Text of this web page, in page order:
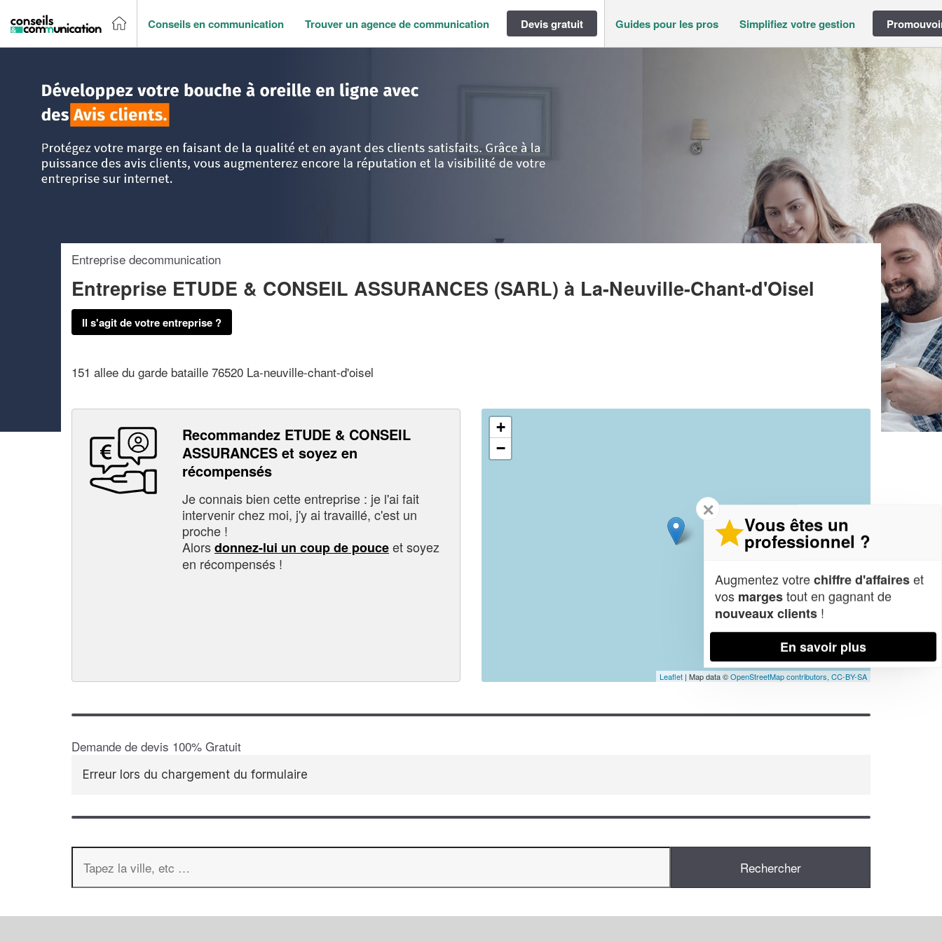
Conseils en communication Trouver un agence de communication Devis gratuit Guides pour les pros Simplifiez votre gestion
Entreprise decommunication
Entreprise ETUDE & CONSEIL ASSURANCES (SARL) à La-Neuville-Chant-d'Oisel
Il s'agit de votre entreprise ?
151 allee du garde bataille 76520 La-neuville-chant-d'oisel
Recommandez ETUDE & CONSEIL
ASSURANCES et soyez en
récompensés
Je connais bien cette entreprise : je l'ai fait
intervenir chez moi, j'y ai travaillé, c'est un
proche !
Alorsdonnez-lui un coup de pouceet soyez
en récompensés !
+
−
Leaflet | Map data ©OpenStreetMap contributors, CC-BY-SA
Demande de devis 100% Gratuit
Erreur lors du chargement du formulaire
✕
Vous êtes un
professionnel ?
Augmentez votrechiffre d'affaireset
vos margestout en gagnant de
nouveaux clients !
En savoir plus